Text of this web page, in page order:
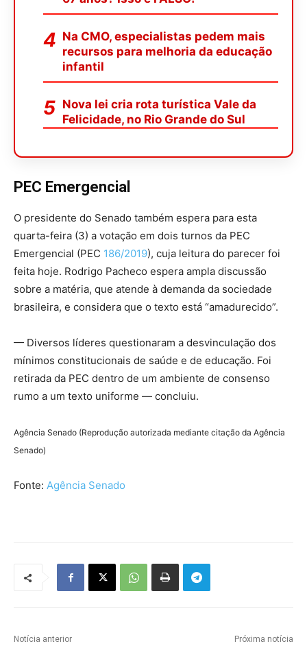
Na CMO, especialistas pedem mais
recursos para melhoria da educação
infantil
Nova lei cria rota turística Vale da
Felicidade, no Rio Grande do Sul
PEC Emergencial
O presidente do Senado também espera para esta
quarta-feira (3) a votação em dois turnos da PEC
Emergencial (PEC 186/2019), cuja leitura do parecer foi
feita hoje. Rodrigo Pacheco espera ampla discussão
sobre a matéria, que atende à demanda da sociedade
brasileira, e considera que o texto está “amadurecido”.
— Diversos líderes questionaram a desvinculação dos
mínimos constitucionais de saúde e de educação. Foi
retirada da PEC dentro de um ambiente de consenso
rumo a um texto uniforme — concluiu.
Agência Senado (Reprodução autorizada mediante citação da Agência
Senado)
Fonte: Agência Senado
Notícia anterior Próxima notícia